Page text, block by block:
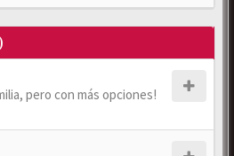
pero con más opciones!